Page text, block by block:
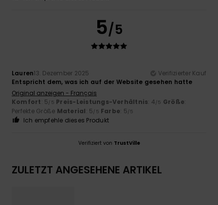
5/5
Lauren13. Dezember 2025
Verifizierter Kauf
Entspricht dem, was ich auf der Website gesehen hatte
Original anzeigen - Français
Komfort: 5/5 Preis-Leistungs-Verhältnis: 4/5 Größe:
Perfekte Größe Material: 5/5 Farbe: 5/5
Ich empfehle dieses Produkt
Verifiziert von TrustVille
ZULETZT ANGESEHENE ARTIKEL